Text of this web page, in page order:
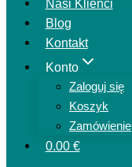
Nasi Klienci
Blog
Kontakt
Konto
Zaloguj się
Koszyk
Zamówienie
0.00 €